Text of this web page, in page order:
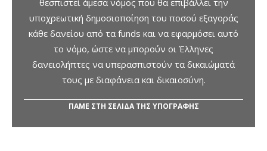
θεσπιστεί άμεσα νόμος που θα επιβάλλει την
υποχρεωτική δημοσιοποίηση του ποσού εξαγοράς
κάθε δανείου από τα funds και να εφαρμόσει αυτό
το νόμο, ώστε να μπορούν οι Έλληνες
δανειολήπτες να υπερασπιστούν τα δικαιώματά
τους με διαφάνεια και δικαιοσύνη.
ΠΑΜΕ ΣΤΗ ΣΕΛΙΔΑ ΤΗΣ ΥΠΟΓΡΑΦΗΣ